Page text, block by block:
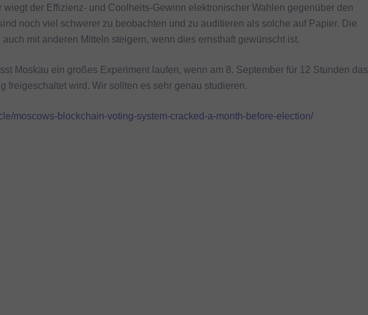
wiegt der Effizienz- und Coolheits-Gewinn elektronischer Wahlen gegenüber den
noch viel schwerer zu beobachten und zu auditieren als solche auf Papier. Die
mit anderen Mitteln steigern, wenn dies ernsthaft gewünscht ist.
Moskau ein großes Experiment laufen, wenn am 8. September für 12 Stunden das
freigeschaltet wird. Wir sollten es sehr genau studieren.
moscows-blockchain-voting-system-cracked-a-month-before-election/